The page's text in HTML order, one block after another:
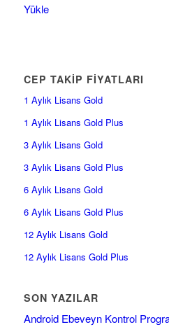
Yükle
CEP TAKİP FİYATLARI
1 Aylık Lisans Gold
1 Aylık Lisans Gold Plus
3 Aylık Lisans Gold
3 Aylık Lisans Gold Plus
6 Aylık Lisans Gold
6 Aylık Lisans Gold Plus
12 Aylık Lisans Gold
12 Aylık Lisans Gold Plus
SON YAZILAR
Android Ebeveyn Kontrol